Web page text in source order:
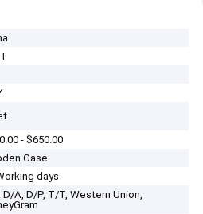
- $650.00
Case
days
D/A, D/P, T/T, Western Union,